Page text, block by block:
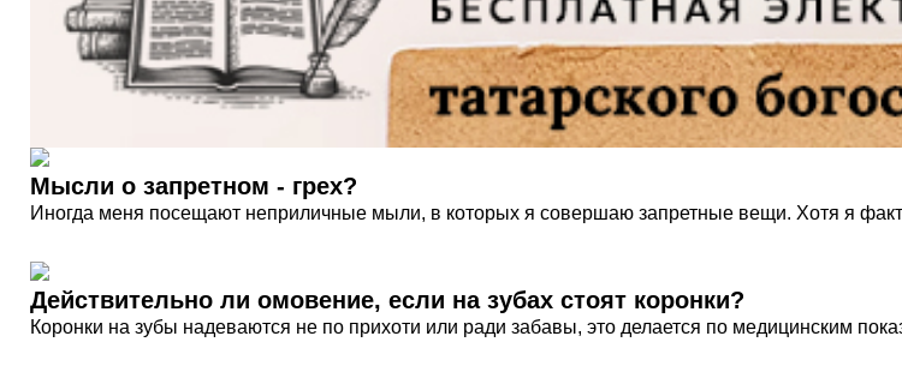
Мысли о запретном - грех?
Иногда меня посещают неприличные мыли, в которых я совершаю запретные вещи. Хотя я
Действительно ли омовение, если на зубах стоят коронки?
Коронки на зубы надеваются не по прихоти или ради забавы, это делается по медицинским